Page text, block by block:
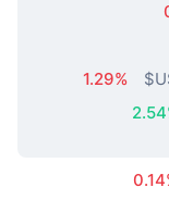
1.29%